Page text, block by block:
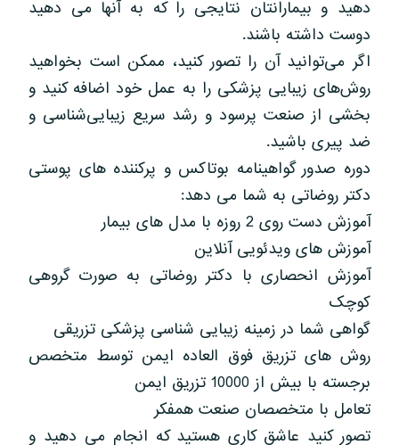
دهید و بیمارانتان نتایجی را که به آنها می دهید
دوست داشته باشند.
اگر می‌توانید آن را تصور کنید، ممکن است بخواهید
روش‌های زیبایی پزشکی را به عمل خود اضافه کنید و
بخشی از صنعت پرسود و رشد سریع زیبایی‌شناسی و
ضد پیری باشید.
دوره صدور گواهینامه بوتاکس و پرکننده های پوستی
دکتر روضاتی به شما می دهد:
آموزش دست روی 2 روزه با مدل های بیمار
آموزش های ویدئویی آنلاین
آموزش انحصاری با دکتر روضاتی به صورت گروهی
کوچک
گواهی شما در زمینه زیبایی شناسی پزشکی تزریقی
روش های تزریق فوق العاده ایمن توسط متخصص
برجسته با بیش از 10000 تزریق ایمن
تعامل با متخصصان صنعت همفکر
تصور کنید عاشق کاری هستید که انجام می دهید و